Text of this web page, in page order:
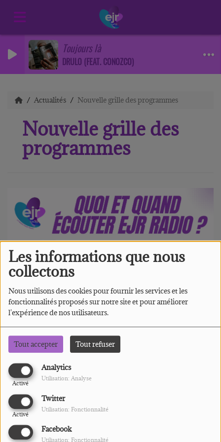
Les informations que nous
collectons
Nous utilisons des cookies pour fournir les services et les
fonctionnalités proposés sur notre site et pour améliorer
l'expérience de nos utilisateurs.
Tout accepter Tout refuser
Analytics
Activé
Utilisation: Analyse
Twitter
Activé
Utilisation: Fonctionnalité
Facebook
Utilisation: Fonctionnalité
Toujours là
DRULO (FEAT. CONOZCO)
Actualités Nouvelle grille des programmes
Nouvelle grille des
programmes
Vous savoir quand sont diffusées vos